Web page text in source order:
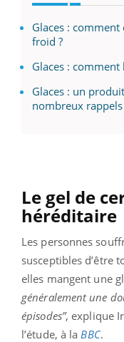
Glaces :
froid ?
Glaces :
Glaces : un
nombreux rappels
Le gel de
héréditaire
Les personnes
susceptibles d’être
elles mangent une
généralement une
épisodes”, explique
l’étude, à la BBC.